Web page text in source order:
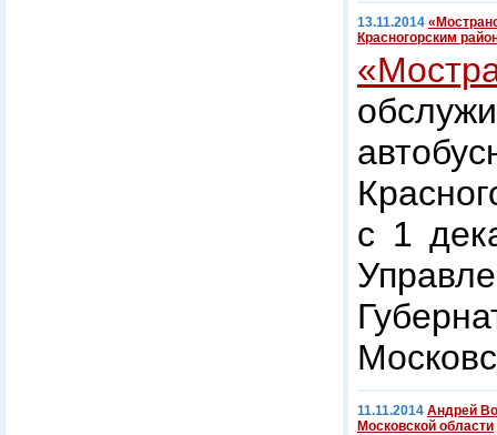
13.11.2014
Красногорским
с 1
11.11.2014 Андрей
Московской области